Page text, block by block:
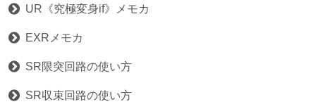
UR《究極変身if》メモカ
EXRメモカ
SR限突回路の使い方
SR収束回路の使い方